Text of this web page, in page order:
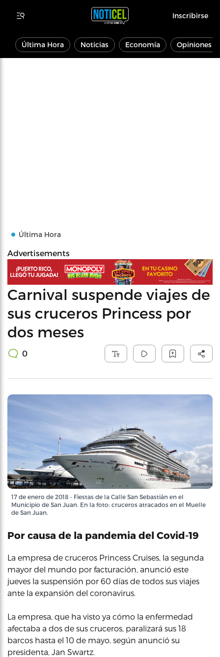
Inscribirse
Última Hora Noticias Economía Opiniones
Última Hora
Advertisements
Carnival suspende viajes de
sus cruceros Princess por
dos meses
0
17 de enero de 2018 - Fiestas de la Calle San Sebastián en el
Municipio de San Juan. En la foto: cruceros atracados en el Muelle
de San Juan.
Por causa de la pandemia del Covid-19
La empresa de cruceros Princess Cruises, la segunda
mayor del mundo por facturación, anunció este
jueves la suspensión por 60 días de todos sus viajes
ante la expansión del coronavirus.
La empresa, que ha visto ya cómo la enfermedad
afectaba a dos de sus cruceros, paralizará sus 18
barcos hasta el 10 de mayo, según anunció su
presidenta, Jan Swartz.